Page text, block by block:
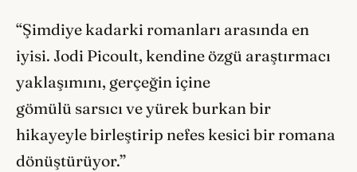
“Şimdiye kadarki romanları arasında en
iyisi. Jodi Picoult, kendine özgü araştırmacı
yaklaşımını, gerçeğin içine
gömülü sarsıcı ve yürek burkan bir
hikayeyle birleştirip nefes kesici bir romana
dönüştürüyor.”